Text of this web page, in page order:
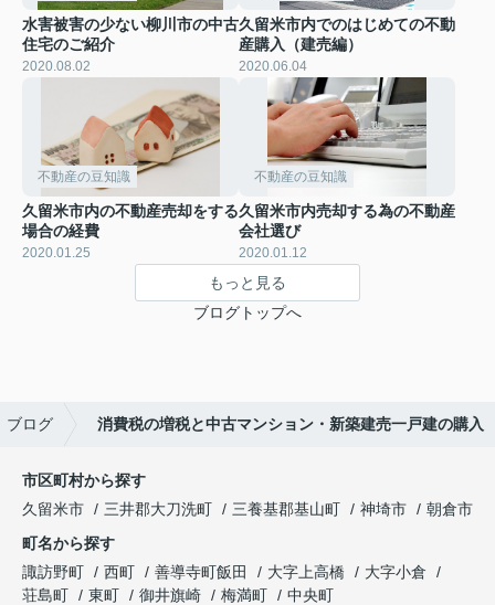
水害被害の少ない柳川市の中古
住宅のご紹介
2020.08.02
久留米市内でのはじめての不動
産購入（建売編）
2020.06.04
不動産の豆知識
久留米市内の不動産売却をする
場合の経費
2020.01.25
不動産の豆知識
久留米市内売却する為の不動産
会社選び
2020.01.12
もっと見る
ブログトップへ
ブログ 消費税の増税と中古マンション・新築建売一戸建の購入
市区町村から探す
久留米市
三井郡大刀洗町 三養基郡基山町 神埼市
朝倉市
町名から探す
諏訪野町
西町 善導寺町飯田 大字上高橋
大字小倉
荘島町
東町 御井旗崎 梅満町
中央町